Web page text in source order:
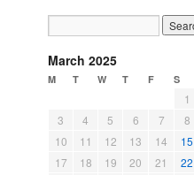
March 2025
M T W T F S
1
3
4 5 6 7 8
10
11 12 13 14 15
17
18 19 20 21 22